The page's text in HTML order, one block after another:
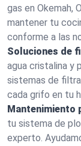
gas en Okemah,
mantener tu
conforme a las
Soluciones de
agua cristalina y
sistemas de
cada grifo en tu
Mantenimiento
tu sistema de
experto.